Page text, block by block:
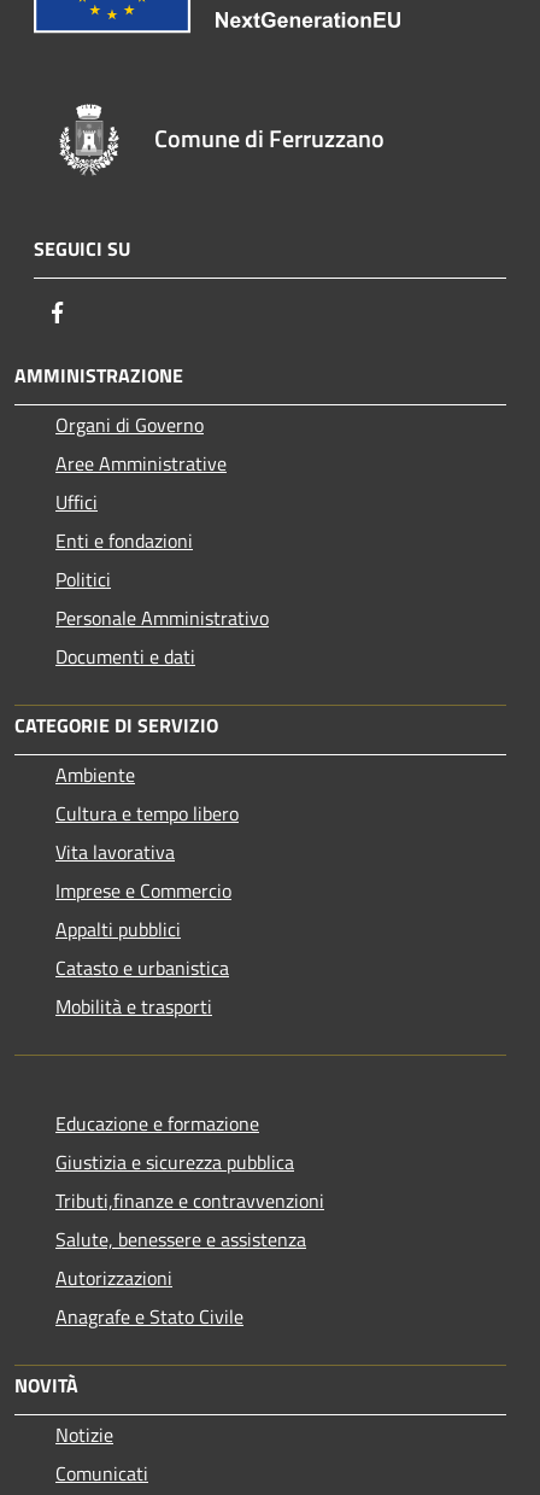
Comune di Ferruzzano
SEGUICI SU
AMMINISTRAZIONE
Organi di Governo
Aree Amministrative
Uffici
Enti e fondazioni
Politici
Personale Amministrativo
Documenti e dati
CATEGORIE DI SERVIZIO
Ambiente
Cultura e tempo libero
Vita lavorativa
Imprese e Commercio
Appalti pubblici
Catasto e urbanistica
Mobilità e trasporti
Educazione e formazione
Giustizia e sicurezza pubblica
Tributi,finanze e contravvenzioni
Salute, benessere e assistenza
Autorizzazioni
Anagrafe e Stato Civile
NOVITÀ
Notizie
Comunicati